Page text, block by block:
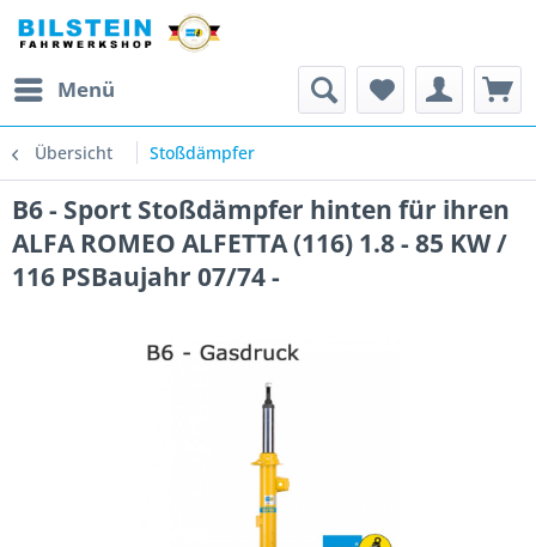
Menü
Übersicht Stoßdämpfer
B6 - Sport Stoßdämpfer hinten für ihren
ALFA ROMEO ALFETTA (116) 1.8 - 85 KW /
116 PSBaujahr 07/74 -